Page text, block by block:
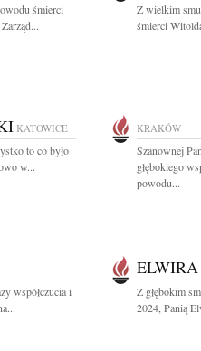
śmierci
Z wielkim
śmierci
KATOWICE
to co było
w...
KRAKÓW
Szanownej
głębokiego
powodu...
współczucia i
Z głębokim
2024, Panią